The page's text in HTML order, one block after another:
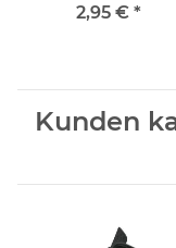
2,95 € *
Kunden